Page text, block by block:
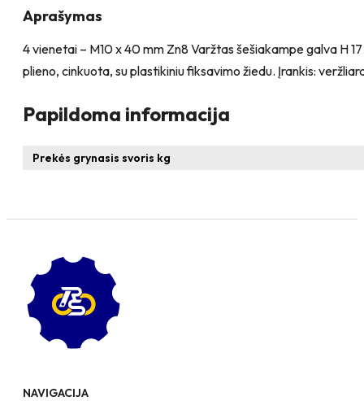
vienetai
–
N10S
Veržlė
Aprašymas
4 vienetai – M10 x 40 mm Zn8 Varžtas šešiakampe galva H
plieno, cinkuota, su plastikiniu fiksavimo žiedu. Įrankis:
Papildoma informacija
Prekės grynasis svoris kg
NAVIGACIJA